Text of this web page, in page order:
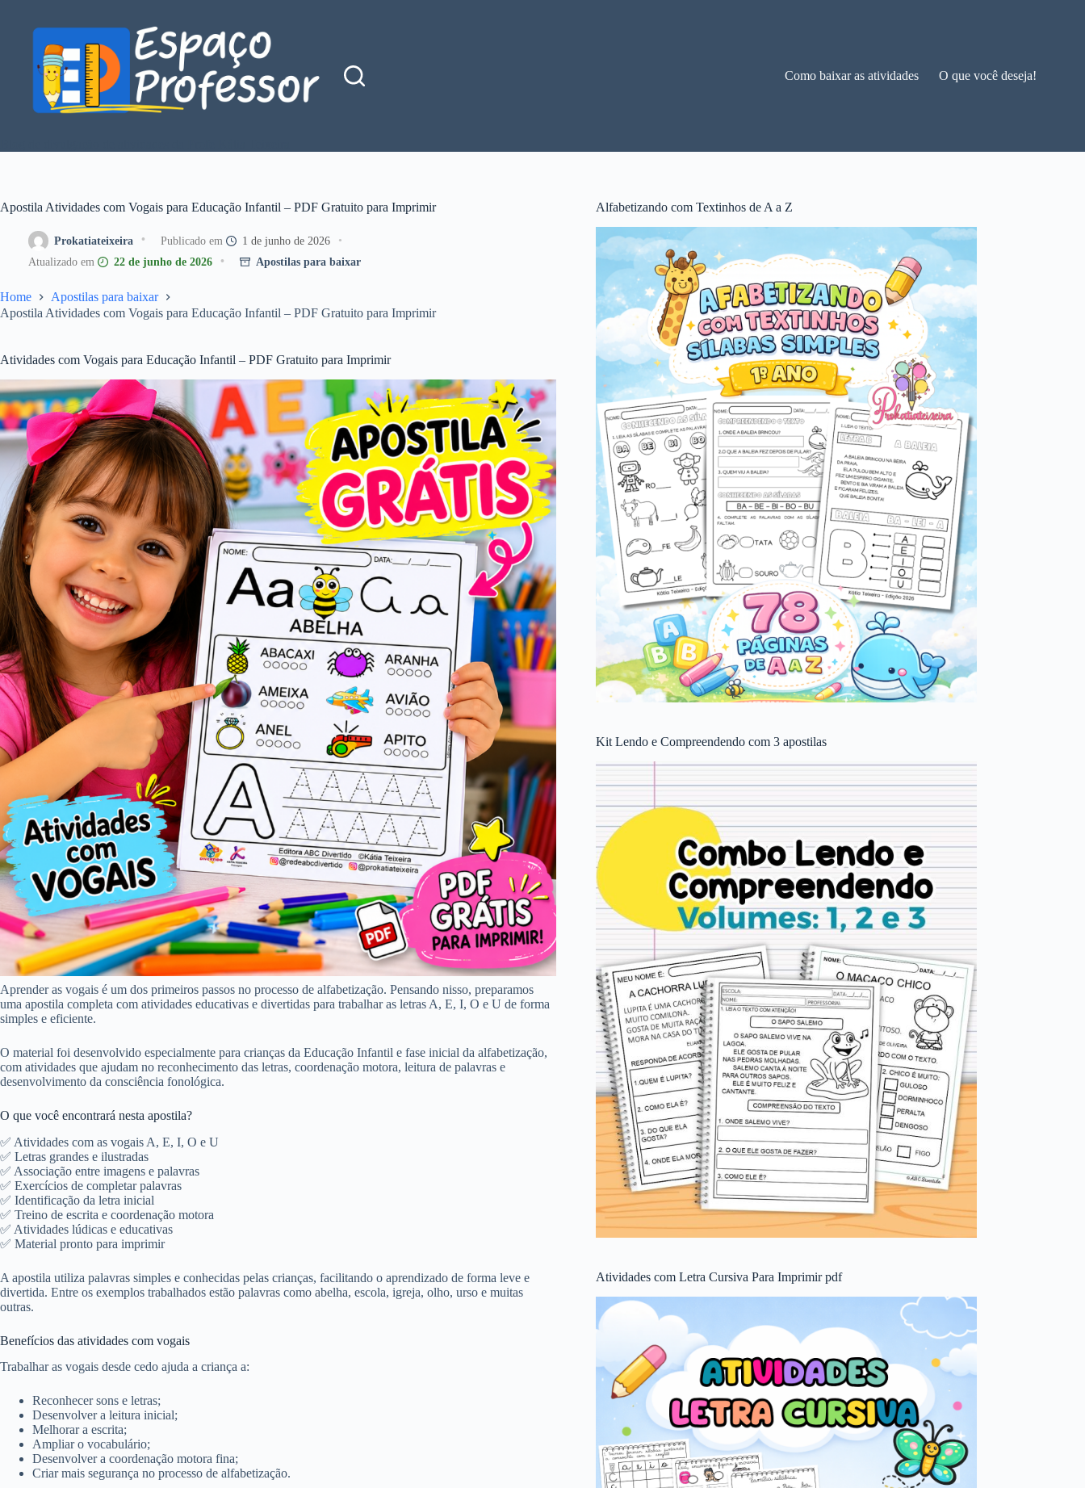
conteúdo
Como baixar as atividades O que você deseja!
Apostila Atividades com Vogais para Educação Infantil – PDF Gratuito para Imprimir
Prokatiateixeira
1 de junho de 2026
22 de junho de 2026
Apostilas para baixar
Home
Apostilas para baixar
Apostila Atividades com Vogais para Educação Infantil – PDF Gratuito para Imprimir
Atividades com Vogais para Educação Infantil – PDF Gratuito para Imprimir
Aprender as vogais é um dos primeiros passos no processo de alfabetização. Pensando nisso, preparamos
uma apostila completa com atividades educativas e divertidas para trabalhar as letras A, E, I, O e U de forma
simples e eficiente.
O material foi desenvolvido especialmente para crianças da Educação Infantil e fase inicial da alfabetização,
com atividades que ajudam no reconhecimento das letras, coordenação motora, leitura de palavras e
desenvolvimento da consciência fonológica.
O que você encontrará nesta apostila?
✅ Atividades com as vogais A, E, I, O e U
✅ Letras grandes e ilustradas
✅ Associação entre imagens e palavras
✅ Exercícios de completar palavras
✅ Identificação da letra inicial
✅ Treino de escrita e coordenação motora
✅ Atividades lúdicas e educativas
✅ Material pronto para imprimir
A apostila utiliza palavras simples e conhecidas pelas crianças, facilitando o aprendizado de forma leve e
divertida. Entre os exemplos trabalhados estão palavras como abelha, escola, igreja, olho, urso e muitas
outras.
Benefícios das atividades com vogais
Trabalhar as vogais desde cedo ajuda a criança a:
Reconhecer sons e letras;
Desenvolver a leitura inicial;
Melhorar a escrita;
Ampliar o vocabulário;
Desenvolver a coordenação motora fina;
Criar mais segurança no processo de alfabetização.
Alfabetizando com Textinhos de A a Z
Kit Lendo e Compreendendo com 3 apostilas
Atividades com Letra Cursiva Para Imprimir pdf